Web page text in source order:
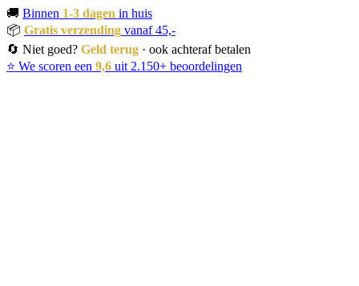
🚚 Binnen 1-3 dagen in huis
📦 Gratis verzending vanaf 45,-
🔄 Niet goed? Geld terug · ook achteraf betalen
⭐ We scoren een 9,6 uit 2.150+ beoordelingen